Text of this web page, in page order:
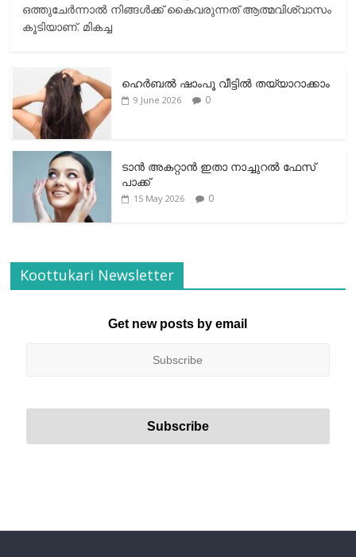
ഒത്തുചേര്‍ന്നാല്‍ നിങ്ങള്‍ക്ക് കൈവരുന്നത് ആത്മവിശ്വാസം
കൂടിയാണ്. മികച്ച
ഹെര്‍ബല്‍ ഷാംപൂ വീട്ടില്‍ തയ്യാറാക്കാം
9 June 2026 0
ടാന്‍ അകറ്റാന്‍ ഇതാ നാച്ചുറല്‍ ഫേസ്
പാക്ക്
15 May 2026 0
Koottukari Newsletter
Get new posts by email